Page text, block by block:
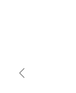
Successiva